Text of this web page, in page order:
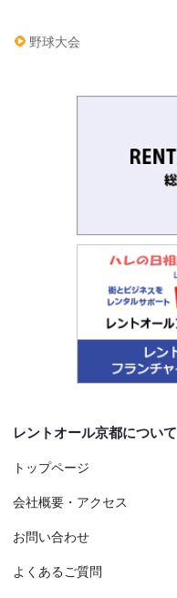
野球大会
レントオール京都について
トップページ
会社概要・アクセス
お問い合わせ
よくあるご質問